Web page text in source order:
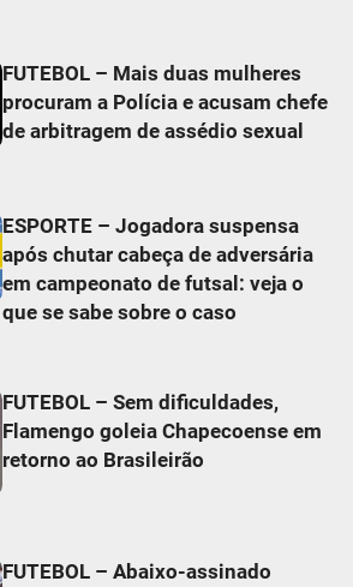
FUTEBOL – Mais duas mulheres
procuram a Polícia e acusam chefe
de arbitragem de assédio sexual
ESPORTE – Jogadora suspensa
após chutar cabeça de adversária
em campeonato de futsal: veja o
que se sabe sobre o caso
FUTEBOL – Sem dificuldades,
Flamengo goleia Chapecoense em
retorno ao Brasileirão
FUTEBOL – Abaixo-assinado